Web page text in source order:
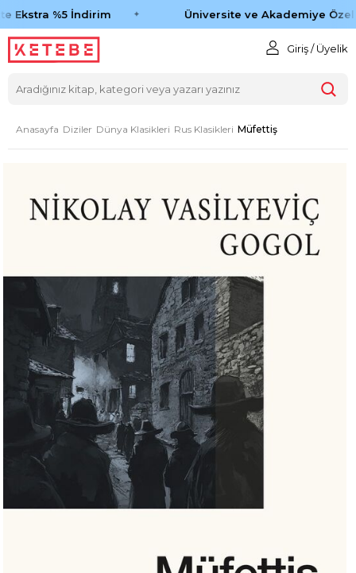
Ekstra %5 İndirim Üniversite ve Akademiye Özel
Giriş / Üyelik
Anasayfa Diziler Dünya Klasikleri Rus Klasikleri Müfettiş